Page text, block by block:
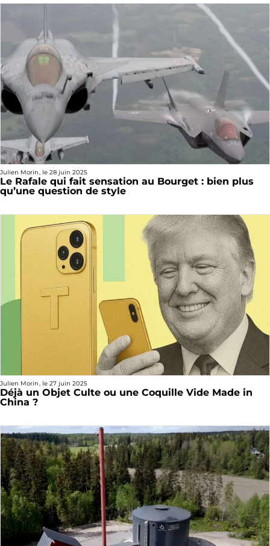
Julien Morin, le 28 juin 2025
Le Rafale qui fait sensation au Bourget : bien plus
qu’une question de style
Julien Morin, le 27 juin 2025
Déjà un Objet Culte ou une Coquille Vide Made in
China ?